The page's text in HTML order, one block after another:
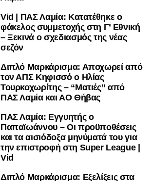
Vid | ΠΑΣ Λαμία: Κατατέθηκε ο
φάκελος συμμετοχής στη Γ’ Εθνική
– Ξεκινά ο σχεδιασμός της νέας
σεζόν
Διπλό Μαρκάρισμα: Αποχωρεί από
τον ΑΠΣ Κηφισσό ο Ηλίας
Τουρκοχωρίτης – “Ματιές” από
ΠΑΣ Λαμία και ΑΟ Θήβας
ΠΑΣ Λαμία: Εγγυητής ο
Παπαϊωάννου – Οι προϋποθέσεις
και τα αισιόδοξα μηνύματά του για
την επιστροφή στη Super League |
Vid
Διπλό Μαρκάρισμα: Εξελίξεις στα